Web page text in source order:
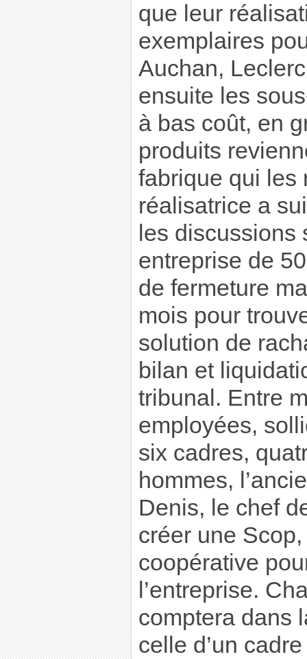
que leur
exemplaires
Auchan,
ensuite les
à bas coût, en
produits
fabrique qui les
réalisatrice a
les discussions
entreprise de
de fermeture
mois pour
solution de
bilan et
tribunal. Entre
employées,
six cadres,
hommes,
Denis, le chef
créer une
coopérative
l’entreprise.
comptera dans
celle d’un